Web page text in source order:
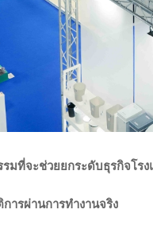
มที่จะช่วยยกระดับธุรกิจโร
ารผ่านการทำงานจริง